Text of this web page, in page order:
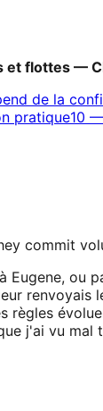
et flottes —
de la
pratique10 —
commit
ou
renvoyais
règles
j'ai vu mal